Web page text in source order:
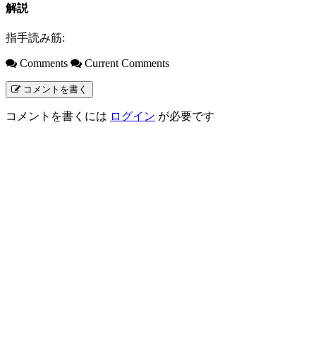
解説
指手読み筋:
Comments Current Comments
コメントを書く
コメントを書くには ログイン が必要です